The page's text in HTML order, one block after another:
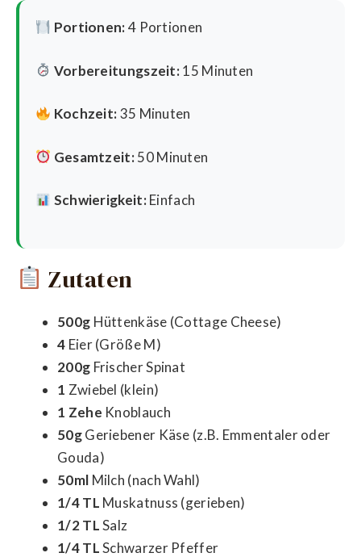
Portionen:4 Portionen
Vorbereitungszeit:15 Minuten
Kochzeit:35 Minuten
Gesamtzeit:50 Minuten
Schwierigkeit:Einfach
Zutaten
500g Hüttenkäse (Cottage Cheese)
4 Eier (Größe M)
200g Frischer Spinat
1 Zwiebel (klein)
1 Zehe Knoblauch
50gGeriebener Käse (z.B. Emmentaler oder
Gouda)
50ml Milch (nach Wahl)
1/4 TL Muskatnuss (gerieben)
1/2 TLSalz
1/4 TLSchwarzer Pfeffer